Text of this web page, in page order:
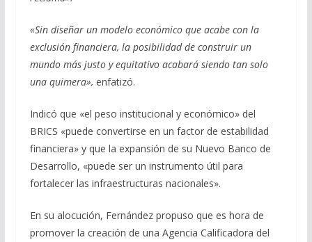
«Sin diseñar un modelo económico que acabe con la
exclusión financiera, la posibilidad de construir un
mundo más justo y equitativo acabará siendo tan solo
una quimera», enfatizó.
Indicó que «el peso institucional y económico» del
BRICS «puede convertirse en un factor de estabilidad
financiera» y que la expansión de su Nuevo Banco de
Desarrollo, «puede ser un instrumento útil para
fortalecer las infraestructuras nacionales».
En su alocución, Fernández propuso que es hora de
promover la creación de una Agencia Calificadora del